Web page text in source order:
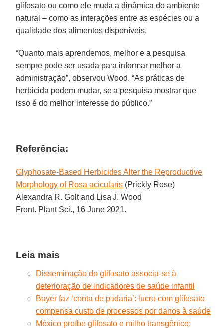
glifosato ou como ele muda a dinâmica do ambiente
natural – como as interações entre as espécies ou a
qualidade dos alimentos disponíveis.
“Quanto mais aprendemos, melhor e a pesquisa
sempre pode ser usada para informar melhor a
administração”, observou Wood. “As práticas de
herbicida podem mudar, se a pesquisa mostrar que
isso é do melhor interesse do público.”
Referência:
Glyphosate-Based Herbicides Alter the Reproductive
Morphology of Rosa acicularis (Prickly Rose)
Alexandra R. Golt and Lisa J. Wood
Front. Plant Sci., 16 June 2021.
Leia mais
Disseminação do glifosato associa-se à
deterioração de indicadores de saúde infantil
Bayer faz ‘conta de padaria’: lucro com glifosato
compensa custo de processos por danos à saúde
México proíbe glifosato e milho transgênico;